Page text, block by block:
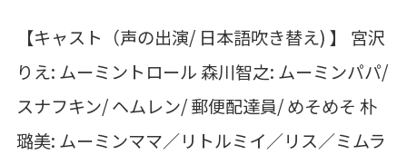
【キャスト（声の出演/ 日本語吹き替え) 】 宮沢
りえ: ムーミントロール 森川智之: ムーミンパパ/
スナフキン/ ヘムレン/ 郵便配達員/ めそめそ 朴
璐美: ムーミンママ／リトルミイ／リス／ミムラ